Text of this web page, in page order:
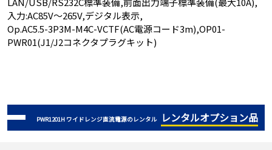
入力:AC85V～265V,デジタル表示,
Op.AC5.5-3P3M-M4C-VCTF(AC電源コード3m),OP01-
PWR01(J1/J2コネクタプラグキット)
PWR1201H ワイドレンジ直流電源のレンタル レンタルオプション品